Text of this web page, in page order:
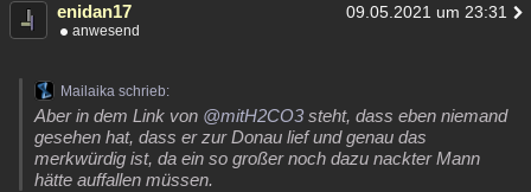
enidan17 09.05.2021 um 23:31
anwesend
Mailaika schrieb:
Aber in dem Link von @mitH2CO3 steht, dass eben niemand
gesehen hat, dass er zur Donau lief und genau das
merkwürdig ist, da ein so großer noch dazu nackter Mann
hätte auffallen müssen.